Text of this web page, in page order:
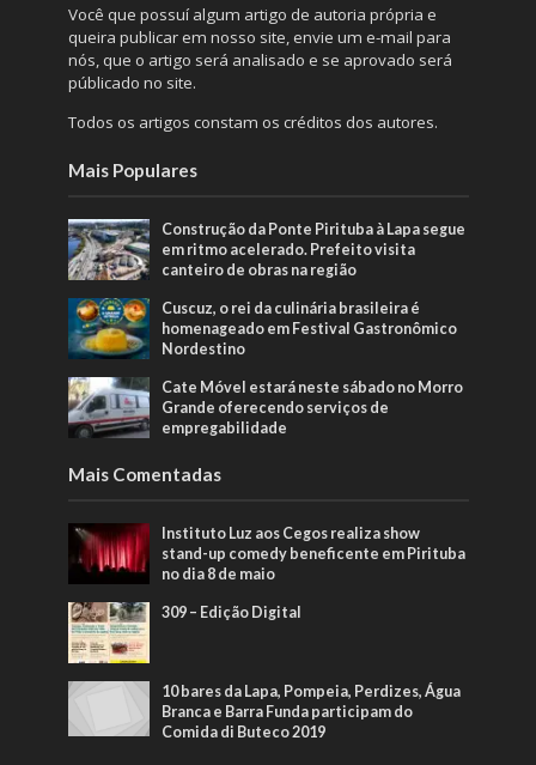
Você que possuí algum artigo de autoria própria e
queira publicar em nosso site, envie um e-mail para
nós, que o artigo será analisado e se aprovado será
públicado no site.
Todos os artigos constam os créditos dos autores.
Mais Populares
Construção da Ponte Pirituba à Lapa segue
em ritmo acelerado. Prefeito visita
canteiro de obras na região
Cuscuz, o rei da culinária brasileira é
homenageado em Festival Gastronômico
Nordestino
Cate Móvel estará neste sábado no Morro
Grande oferecendo serviços de
empregabilidade
Mais Comentadas
Instituto Luz aos Cegos realiza show
stand-up comedy beneficente em Pirituba
no dia 8 de maio
309 – Edição Digital
10 bares da Lapa, Pompeia, Perdizes, Água
Branca e Barra Funda participam do
Comida di Buteco 2019